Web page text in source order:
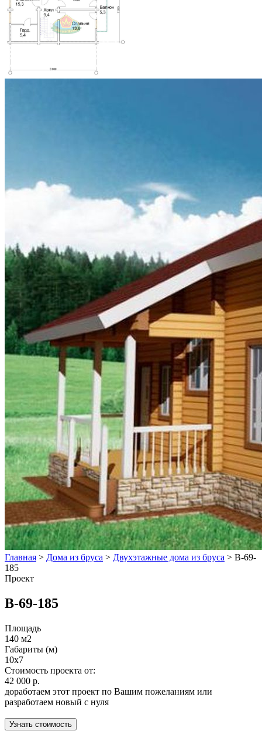
Главная > Дома из бруса > Двухэтажные дома из бруса > В-69-
185
Проект
В-69-185
Площадь
140 м2
Габариты (м)
10x7
Стоимость проекта от:
42 000 р.
доработаем этот проект по Вашим пожеланиям или
разработаем новый с нуля
Узнать стоимость